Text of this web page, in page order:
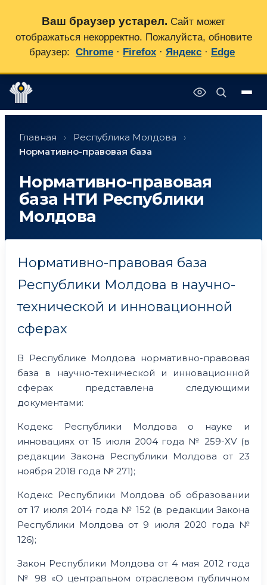
содержимому
Главная › Республика Молдова
›
Нормативно-правовая база
Нормативно-правовая
база НТИ Республики
Молдова
Нормативно-правовая база
Республики Молдова в научно-
технической и инновационной
сферах
В Республике Молдова нормативно-правовая
база в научно-технической и инновационной
сферах представлена следующими
документами:
Кодекс Республики Молдова о науке и
инновациях от 15 июля 2004 года № 259-XV (в
редакции Закона Республики Молдова от 23
ноября 2018 года № 271);
Кодекс Республики Молдова об образовании
от 17 июля 2014 года № 152 (в редакции Закона
Республики Молдова от 9 июля 2020 года №
126);
Закон Республики Молдова от 4 мая 2012 года
№ 98 «О центральном отраслевом публичном
Ваш браузер устарел. Сайт может
отображаться некорректно. Пожалуйста, обновите
браузер: Chrome · Firefox · Яндекс · Edge